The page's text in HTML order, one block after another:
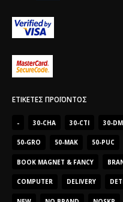
ΕΤΙΚΈΤΕΣ ΠΡΟΪΌΝΤΟΣ
- 30-CHA 30-CTI 30-
50-GRO 50-MAK 50-PUC
BOOK MAGNET & FANCY
COMPUTER DELIVERY